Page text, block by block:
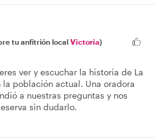
tu anfitrión local Victoria)
ver y escuchar la historia de La
población actual. Una oradora
a nuestras preguntas y nos
sin dudarlo.